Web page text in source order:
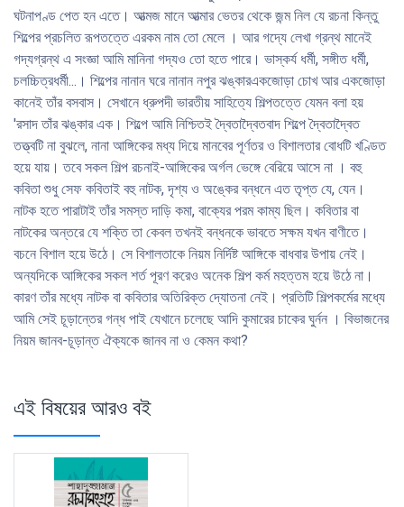
ঘটনাপণ্ড পেত হন এতে। আত্মজ মানে আত্মার ভেতর থেকে জন্ম নিল যে রচনা কিন্তু
শিল্পের প্রচলিত রূপতত্তে এরকম নাম তাে মেলে । আর গদ্যে লেখা গ্রন্থ মানেই
গদ্যগ্রন্থ এ সংজ্ঞা আমি মানিনা গদ্যও তাে হতে পারে। ভাস্কর্য ধর্মী, সঙ্গীত ধর্মী,
চলচ্চিত্রধর্মী...। শিল্পের নানান ঘরে নানান নপুর ঝঙ্কারএকজোড়া চোখ আর একজোড়া
কানেই তাঁর বসবাস। সেখানে ধ্রুপদী ভারতীয় সাহিত্যে শিল্পতত্তে যেমন বলা হয়
'রসাদ তাঁর ঝঙ্কার এক। শিল্পে আমি নিশ্চিতই দ্বৈতাদ্বৈতবাদ শিল্পে দ্বৈতাদ্বৈত
তত্ত্বটি না বুঝলে, নানা আঙ্গিকের মধ্য দিয়ে মানবের পূর্ণতর ও বিশালতার বােধটি খণ্ডিত
হয়ে যায়। তবে সকল শিল্প রচনাই-আঙ্গিকের অর্গল ভেঙ্গে বেরিয়ে আসে না । বহু
কবিতা শুধু সেফ কবিতাই বহু নাটক, দৃশ্য ও অঙ্কের বন্ধনে এত তৃপ্ত যে, যেন।
নাটক হতে পারাটাই তাঁর সমস্ত দাড়ি কমা, বাক্যের পরম কাম্য ছিল। কবিতার বা
নাটকের অন্তরে যে শক্তি তা কেবল তখনই বন্ধনকে ভাবতে সক্ষম যখন বাণীতে।
বচনে বিশাল হয়ে উঠে। সে বিশালতাকে নিয়ম নির্দিষ্ট আঙ্গিকে বাধবার উপায় নেই।
অন্যদিকে আঙ্গিকের সকল শর্ত পূরণ করেও অনেক শিল্প কর্ম মহত্তম হয়ে উঠে না।
কারণ তাঁর মধ্যে নাটক বা কবিতার অতিরিক্ত দ্যোতনা নেই। প্রতিটি শিল্পকর্মের মধ্যে
আমি সেই চূড়ান্তের গন্ধ পাই যেখানে চলেছে আদি কুমারের চাকের ঘুর্নন । বিভাজনের
নিয়ম জানব-চূড়ান্ত ঐক্যকে জানব না ও কেমন কথা?
এই বিষয়ের আরও বই